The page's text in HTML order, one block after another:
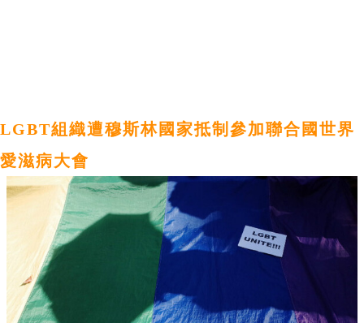
LGBT組織遭穆斯林國家抵制參加聯合國世界
愛滋病大會